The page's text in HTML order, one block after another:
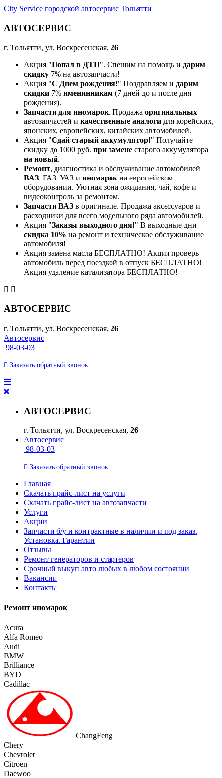
City Service городской автосервис Тольятти
АВТОСЕРВИС
г. Тольятти, ул. Воскресенская, 26
Акция "Попал в ДТП". Спешим на помощь и дарим
скидку 7% на автозапчасти!
Акция "С Днем рождения!" Поздравляем и дарим
скидки 7% именинникам (7 дней до и после дня
рождения).
Запчасти для иномарок. Продажа оригинальных
автозапчастей и качественные аналоги для корейских,
японских, европейских, китайских автомобилей.
Акция "Сдай старый аккумулятор!" Получайте
скидку до 1000 руб. при замене старого аккумулятора
на новый.
Ремонт, диагностика и обслуживание автомобилей
ВАЗ, ГАЗ, УАЗ и иномарокна европейском
оборудовании. Уютная зона ожидания, чай, кофе и
видеоконтроль за ремонтом.
Запчасти ВАЗ в оригинале. Продажа аксессуаров и
расходники для всего модельного ряда автомобилей.
Акция "Заказы выходного дня!" В выходные дни
скидка 10% на ремонт и техническое обслуживание
автомобиля!
Акция замена масла БЕСПЛАТНО! Акция проверь
автомобиль перед поездкой в отпуск БЕСПЛАТНО!
Акция удаление катализатора БЕСПЛАТНО!
АВТОСЕРВИС
г. Тольятти, ул. Воскресенская, 26
Автосервис
98-03-03
Заказать обратный звонок
АВТОСЕРВИС
г. Тольятти, ул. Воскресенская, 26
Автосервис
98-03-03
Заказать обратный звонок
Главная
Скачать прайс-лист на услуги
Скачать прайс-лист на автозапчасти
Услуги
Акции
Запчасти б/у и контрактные в наличии и под заказ.
Установка. Гарантии
Отзывы
Ремонт генераторов и стартеров
Cрочный выкуп авто любых в любом состоянии
Вакансии
Контакты
Ремонт иномарок
Acura
Alfa Romeo
Audi
BMW
Brilliance
BYD
Cadillac
ChangFeng
Chery
Chevrolet
Citroen
Daewoo